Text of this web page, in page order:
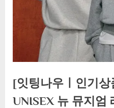
[잇팅나우ㅣ인기상
UNISEX 뉴 뮤지엄